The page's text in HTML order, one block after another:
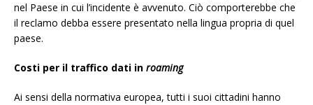
nel Paese in cui l’incidente è avvenuto. Ciò comporterebbe che
il reclamo debba essere presentato nella lingua propria di quel
paese.
Costi per il traffico dati in roaming
Ai sensi della normativa europea, tutti i suoi cittadini hanno